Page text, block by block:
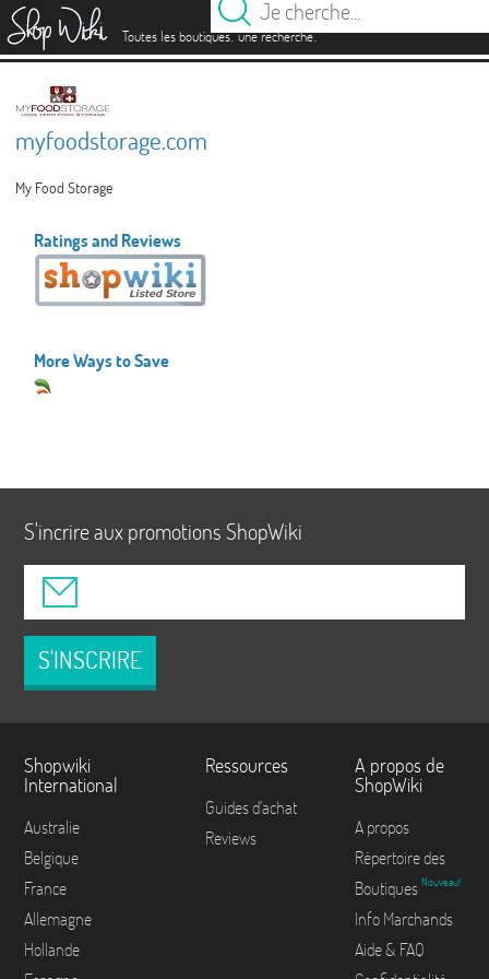
Toutes les boutiques.une recherche.
myfoodstorage.com
My Food Storage
Ratings and Reviews
More Ways to Save
S'incrire aux promotions ShopWiki
S'INSCRIRE
Shopwiki
International
Australie
Belgique
France
Allemagne
Hollande
Ressources
Guides d'achat
Reviews
A propos de
ShopWiki
A propos
Répertoire des
Boutiques Nouveau!
Info Marchands
Aide & FAQ